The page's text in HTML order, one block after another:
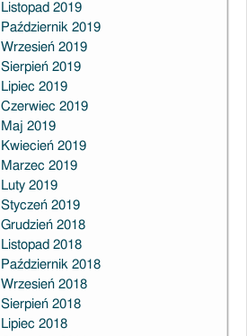
Listopad 2019
Październik 2019
Wrzesień 2019
Sierpień 2019
Lipiec 2019
Czerwiec 2019
Maj 2019
Kwiecień 2019
Marzec 2019
Luty 2019
Styczeń 2019
Grudzień 2018
Listopad 2018
Październik 2018
Wrzesień 2018
Sierpień 2018
Lipiec 2018